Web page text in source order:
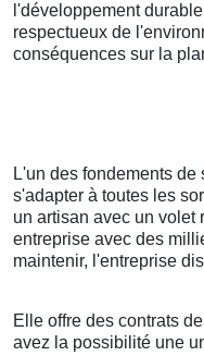
l'développement
respectueux de
conséquences sur la
L'un des fondements
s'adapter à toutes les
un artisan avec un volet
entreprise avec des
maintenir, l'entreprise
Elle offre des contrats
avez la possibilité une